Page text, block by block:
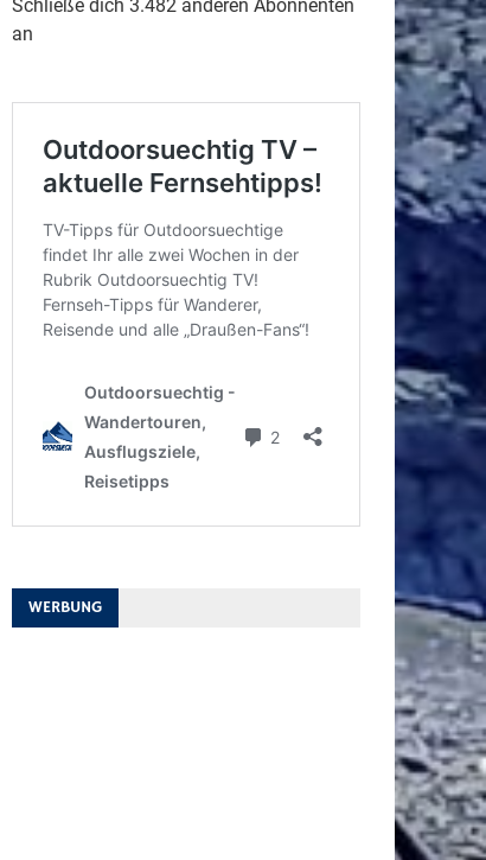
Schließe dich 3.482 anderen Abonnenten
an
WERBUNG